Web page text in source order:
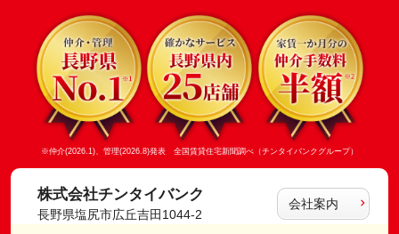
※仲介(2026.1)、管理(2026.8)発表 全国賃貸住宅新聞調べ（チンタイバンクグループ）
株式会社チンタイバンク
長野県塩尻市広丘吉田1044-2
会社案内